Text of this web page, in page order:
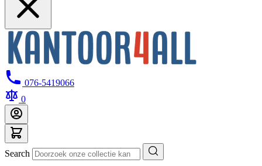
076-5419066
0
Search